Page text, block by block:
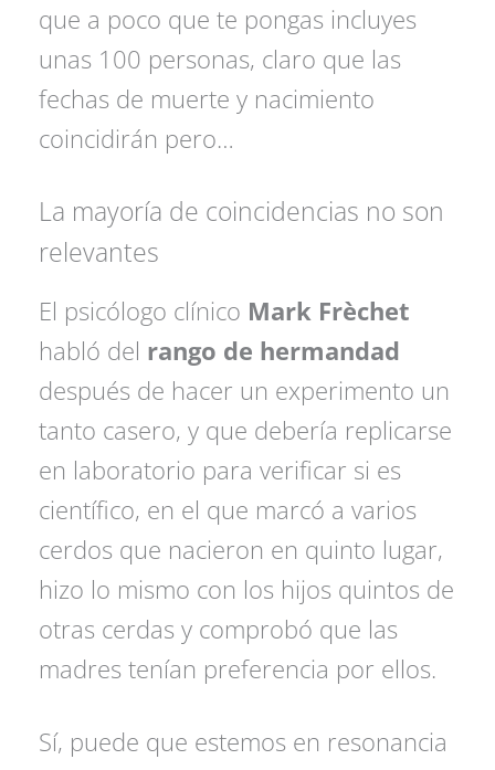
que a poco que te pongas incluyes
unas 100 personas, claro que las
fechas de muerte y nacimiento
coincidirán pero…
La mayoría de coincidencias no son
relevantes
El psicólogo clínico Mark Frèchet
habló del rango de hermandad
después de hacer un experimento un
tanto casero, y que debería replicarse
en laboratorio para verificar si es
científico, en el que marcó a varios
cerdos que nacieron en quinto lugar,
hizo lo mismo con los hijos quintos de
otras cerdas y comprobó que las
madres tenían preferencia por ellos.
Sí, puede que estemos en resonancia